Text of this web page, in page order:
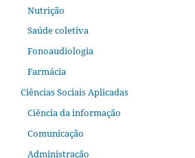
Nutrição
Saúde coletiva
Fonoaudiologia
Farmácia
Ciências Sociais Aplicadas
Ciência da informação
Comunicação
Administração